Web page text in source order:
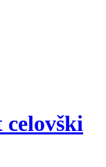
celovški